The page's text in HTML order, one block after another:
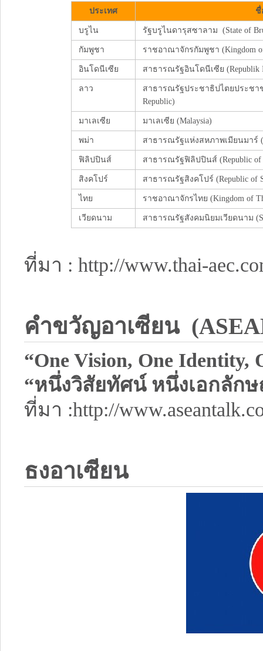
ประเทศ ชื่
บรูไน รัฐบรูไนดารุสซาลาม (State of
กัมพูชา ราชอาณาจักรกัมพูชา (Kingdom
อินโดนีเซีย สาธารณรัฐอินโดนีเซีย (Republik
ลาว
สาธารณรัฐประชาธิปไตยประชาช
Republic)
มาเลเซีย มาเลเซีย (Malaysia)
พม่า สาธารณรัฐแห่งสหภาพเมียนมาร์
ฟิลิปปินส์ สาธารณรัฐฟิลิปปินส์ (Republic of
สิงคโปร์ สาธารณรัฐสิงคโปร์ (Republic of
ไทย ราชอาณาจักรไทย (Kingdom of
เวียดนาม สาธารณรัฐสังคมนิยมเวียดนาม
ที่มา : http://www.thai-
คำขวัญอาเซียน
“One Vision, One Identity,
“หนึ่งวิสัยทัศน์ หนึ่งเอกลัก
ที่มา :http://
ธงอาเซียน